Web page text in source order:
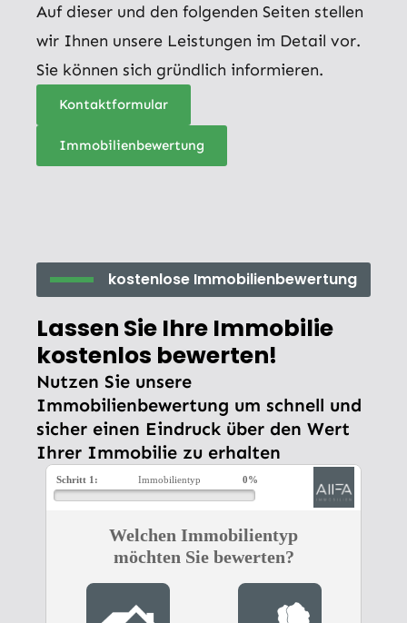
Auf dieser und den folgenden Seiten stellen
wir Ihnen unsere Leistungen im Detail vor.
Sie können sich gründlich informieren.
Kontaktformular
Immobilienbewertung
kostenlose Immobilienbewertung
Lassen Sie Ihre Immobilie
kostenlos bewerten!
Nutzen Sie unsere
Immobilienbewertung um schnell und
sicher einen Eindruck über den Wert
Ihrer Immobilie zu erhalten